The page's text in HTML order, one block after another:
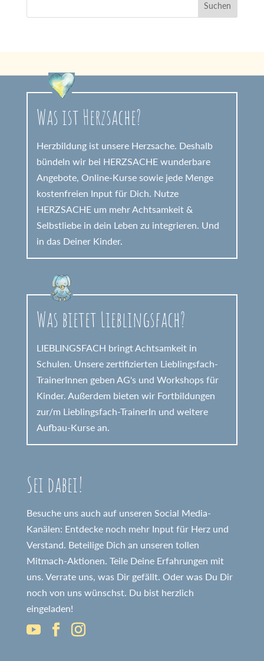
Was ist Herzsache?
Herzbildung ist unsere Herzsache. Deshalb
bündeln wir bei HERZSACHE wunderbare
Angebote, Online-Kurse sowie jede Menge
kostenfreien Input für Dich. Nutze
HERZSACHE um mehr Achtsamkeit &
Selbstliebe in dein Leben zu integrieren. Und
in das Deiner Kinder.
Was bietet Lieblingsfach?
LIEBLINGSFACH bringt Achtsamkeit in
Schulen. Unsere zertifizierten Lieblingsfach-
TrainerInnen geben AG's und Workshops für
Kinder. Außerdem bieten wir Fortbildungen
zur/m Lieblingsfach-TrainerIn und weitere
Aufbau-Kurse an.
Sei dabei!
Besuche uns auch auf unseren Social Media-
Kanälen: Entdecke noch mehr Input für Herz und
Verstand. Beteilige Dich an unseren tollen
Mitmach-Aktionen. Teile Deine Erfahrungen mit
uns. Verrate uns, was Dir gefällt. Oder was Du Dir
noch von uns wünschst. Du bist herzlich
eingeladen!